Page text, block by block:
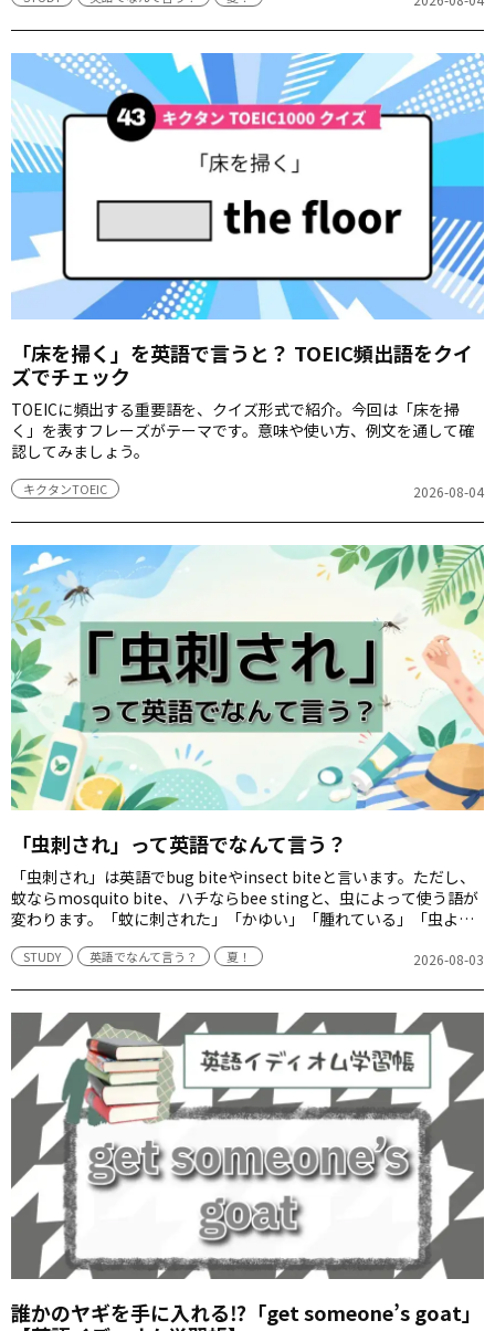
「床を掃く」を英語で言うと？ TOEIC頻出語をクイ
ズでチェック
TOEICに頻出する重要語を、クイズ形式で紹介。今回は「床を掃
く」を表すフレーズがテーマです。意味や使い方、例文を通して確
認してみましょう。
キクタンTOEIC 2026-08-04
「虫刺され」って英語でなんて言う？
「虫刺され」は英語でbug biteやinsect biteと言います。ただし、
蚊ならmosquito bite、ハチならbee stingと、虫によって使う語が
変わります。「蚊に刺された」「かゆい」「腫れている」「虫よけ
STUDY 英語でなんて言う？ 夏！ 2026-08-03
誰かのヤギを手に入れる⁉「get someone’s goat」